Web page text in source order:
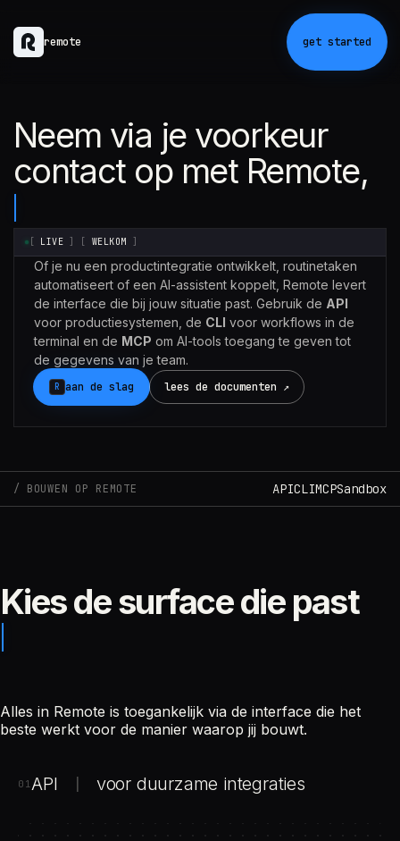
remote get started
Neem via je voorkeur
contact op met Remote,
LIVE WELKOM
Claude
Of je nu een productintegratie ontwikkelt, routinetaken
automatiseert of een AI-assistent koppelt, Remote levert
de interface die bij jouw situatie past. Gebruik de API
voor productiesystemen, de CLI voor workflows in de
terminal en de MCP om AI-tools toegang te geven tot
de gegevens van je team.
R aan de slag lees de documenten ↗
BOUWEN OP REMOTE APICLIMCPSandbox
Kies de surface die past
Alles in Remote is toegankelijk via de interface die het
beste werkt voor de manier waarop jij bouwt.
01 API voor duurzame integraties